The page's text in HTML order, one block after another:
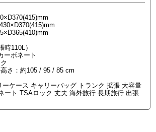
時110L）
ーボネート
さ：約105 / 95 / 85 cm
ーケース キャリーバッグ トランク 拡張 大容量
ート TSAロック 丈夫 海外旅行 長期旅行 出張